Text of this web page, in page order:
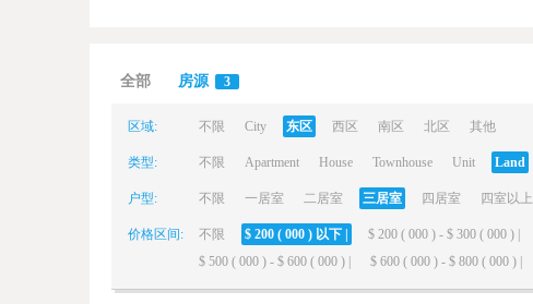
全部 房源 3
区域: 不限 City 东区 西区 南区 北区 其他
类型: 不限 Apartment House Townhouse Unit Land
户型: 不限 一居室 二居室 三居室 四居室 四室以上
价格区间: 不限 $ 200 ( 000 ) 以下 | $ 200 ( 000 ) - $ 300 ( 000 ) |
$ 500 ( 000 ) - $ 600 ( 000 ) |
$ 600 ( 000 ) - $ 800 ( 000 ) |